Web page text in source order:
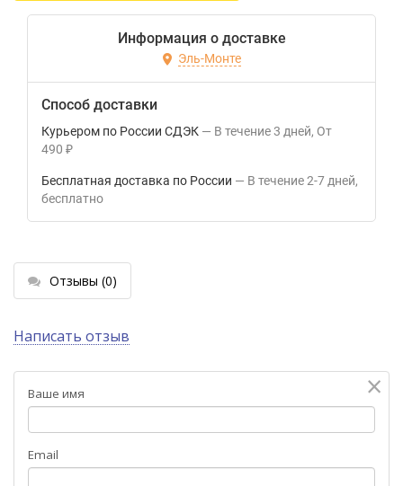
Информация о доставке
Эль-Монте
Способ доставки
Курьером по России СДЭК В течение3 дней От
490 ₽
Бесплатная доставка по России В течение2-7 дней
Бесплатно
Отзывы (0)
Написать отзыв
×
Ваше имя
Email